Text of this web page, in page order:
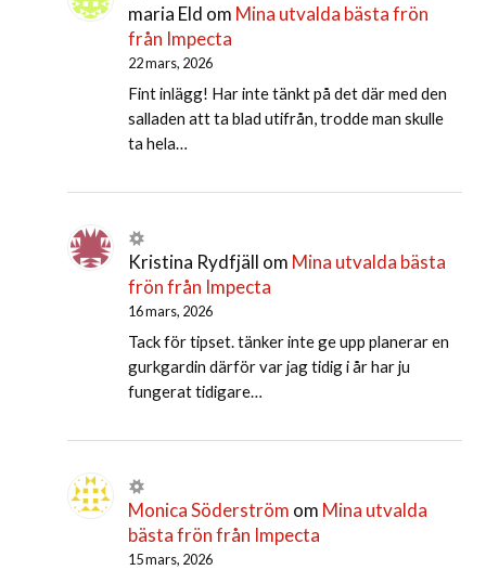
maria Eld om Mina utvalda bästa frön
från Impecta
22 mars, 2026
Fint inlägg! Har inte tänkt på det där med den
salladen att ta blad utifrån, trodde man skulle
ta hela…
Kristina Rydfjäll om Mina utvalda bästa
frön från Impecta
16 mars, 2026
Tack för tipset. tänker inte ge upp planerar en
gurkgardin därför var jag tidig i år har ju
fungerat tidigare…
Monica Söderström om Mina utvalda
bästa frön från Impecta
15 mars, 2026